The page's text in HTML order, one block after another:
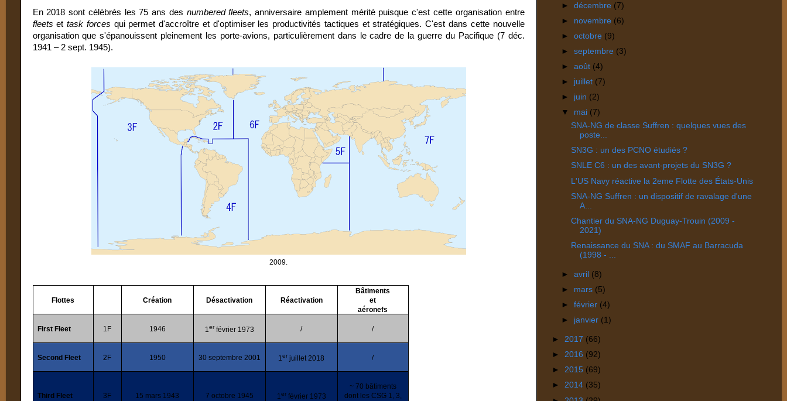
En 2018 sont célébrés les 75 ans des numbered fleets, anniversaire amplement mérité puisque c'est cette organisation entre
fleets ettask forces qui permet d'accroître et d'optimiser les productivités tactiques et stratégiques. C'est dans cette nouvelle
organisation que s'épanouissent pleinement les porte-avions, particulièrement dans le cadre de la guerre du Pacifique (7 déc.
1941 – 2 sept. 1945).
2009.
Flottes Création Désactivation Réactivation
Bâtiments
et
aéronefs
First Fleet 1F 1946 1er février 1973 / /
Second Fleet 2F 1950 30 septembre 2001 1er juillet 2018 /
Third Fleet 3F 15 mars 1943 7 octobre 1945 1er février 1973
~ 70 bâtiments
dont les CSG 1, 3,
► décembre (7)
► novembre (6)
► octobre (9)
► septembre (3)
► août (4)
► juillet (7)
► juin (2)
▼ mai (7)
SNA-NG de classe Suffren : quelques vues des
poste...
SN3G : un des PCNO étudiés ?
SNLE C6 : un des avant-projets du SN3G ?
L'US Navy réactive la 2eme Flotte des États-Unis
SNA-NG Suffren : un dispositif de ravalage d'une
A...
Chantier du SNA-NG Duguay-Trouin (2009 -
2021)
Renaissance du SNA : du SMAF au Barracuda
(1998 - ...
► avril (8)
► mars (5)
► février (4)
► janvier (1)
► 2017 (66)
► 2016 (92)
► 2015 (69)
► 2014 (35)